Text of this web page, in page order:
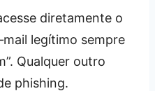
diretamente o
legítimo sempre
Qualquer outro
phishing.